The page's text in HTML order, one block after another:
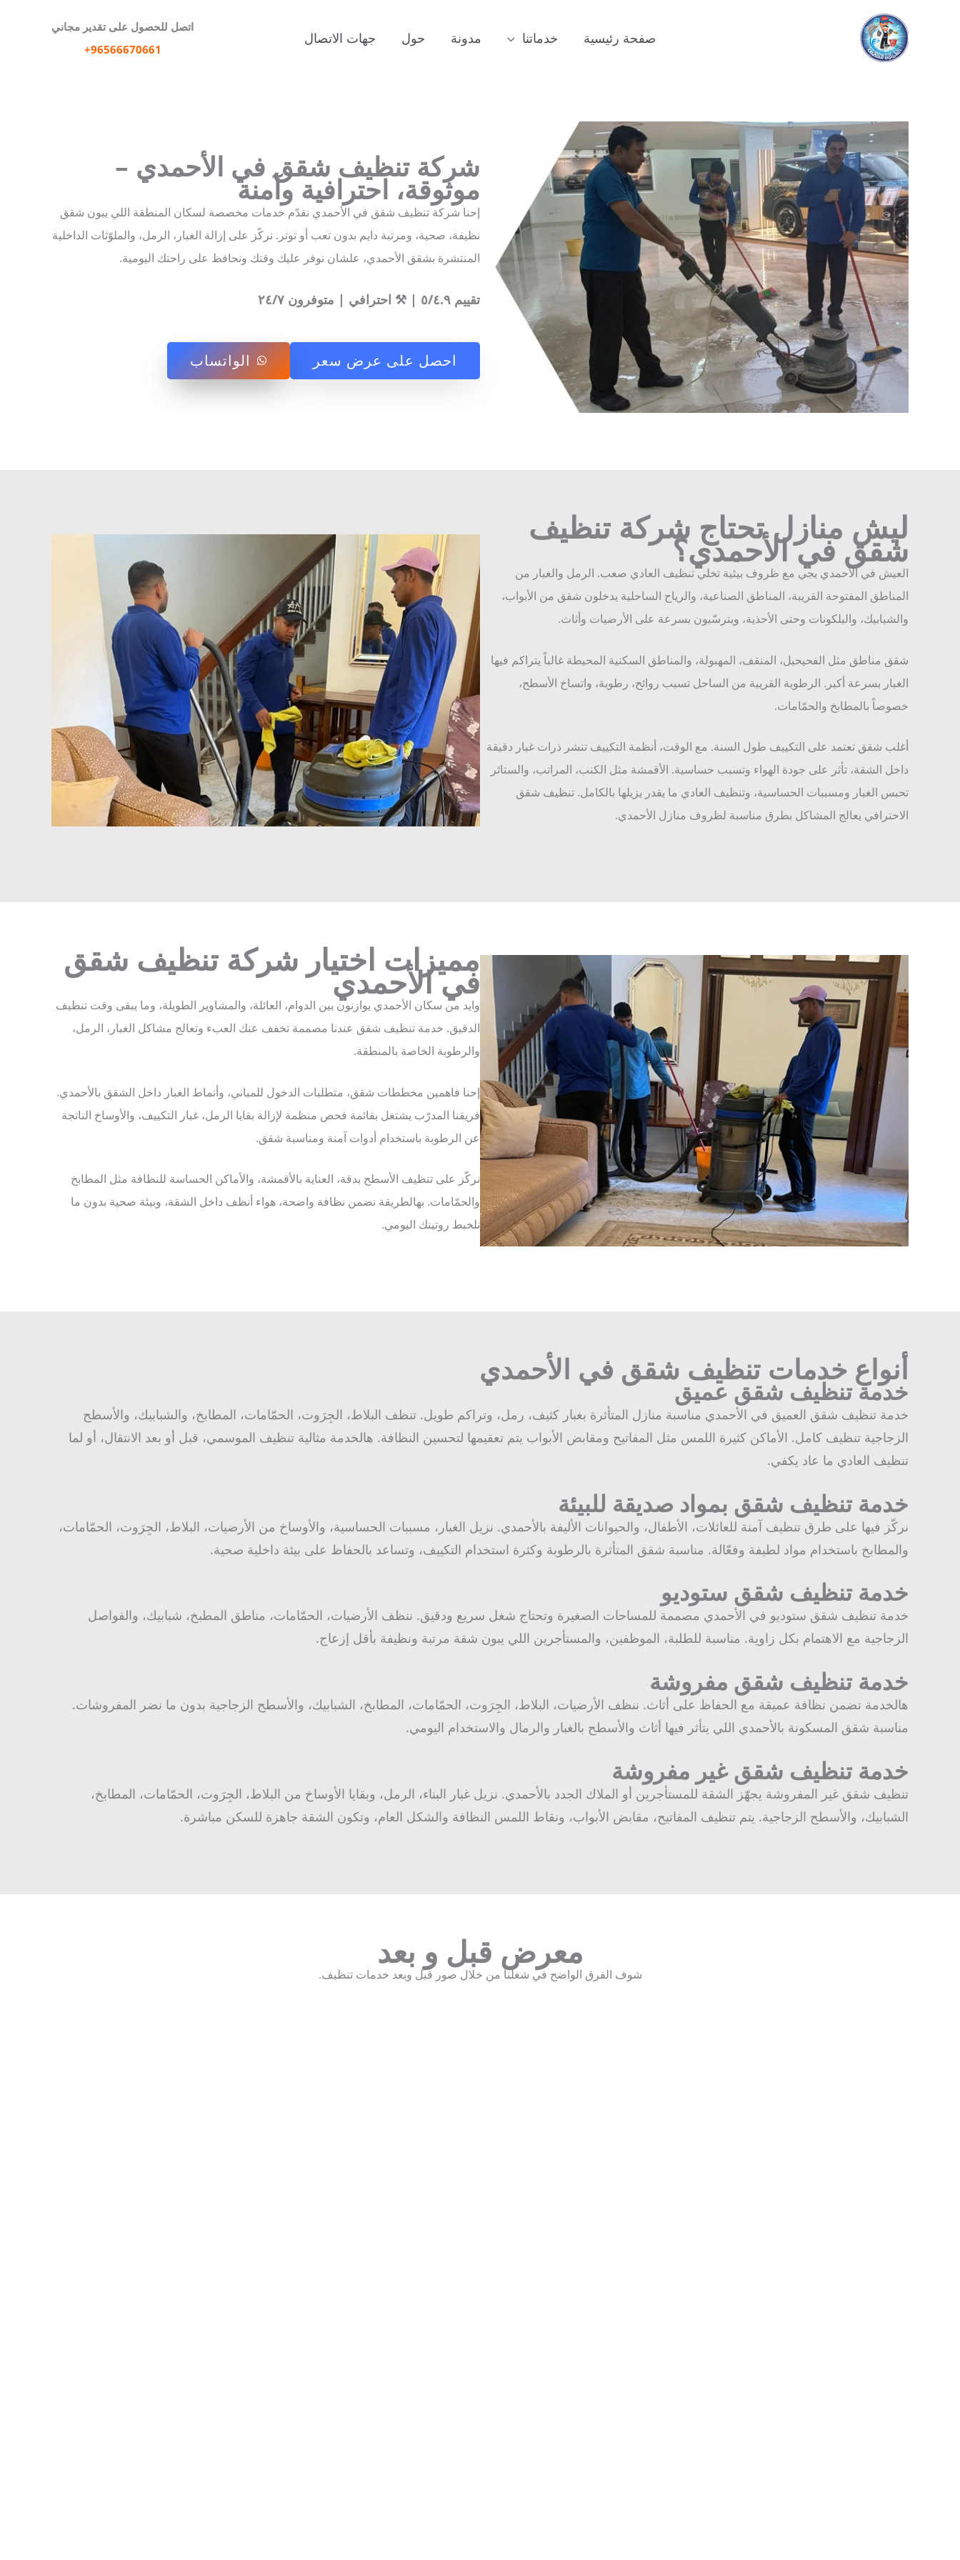
صفحة رئيسية خدماتنا مدونة حول جهات الاتصال
اتصل للحصول على تقدير مجاني
96566670661+
شركة تنظيف شقق في الأحمدي –
موثوقة، احترافية وآمنة
إحنا شركة تنظيف شقق في الأحمدي نقدّم خدمات مخصصة لسكان المنطقة اللي يبون شقق
نظيفة، صحية، ومرتبة دايم بدون تعب أو توتر. نركّز على إزالة الغبار، الرمل، والملوّثات الداخلية
المنتشرة بشقق الأحمدي، علشان نوفر عليك وقتك ونحافظ على راحتك اليومية.
تقييم ٥/٤.٩ | ⚒ احترافي | متوفرون ٢٤/٧
احصل على عرض سعر الواتساب
ليش منازل تحتاج شركة تنظيف
شقق في الأحمدي؟
العيش في الأحمدي يجي مع ظروف بيئية تخلي تنظيف العادي صعب. الرمل والغبار من
المناطق المفتوحة القريبة، المناطق الصناعية، والرياح الساحلية يدخلون شقق من الأبواب،
والشبابيك، والبلكونات وحتى الأحذية، ويترسّبون بسرعة على الأرضيات وأثاث.
شقق مناطق مثل الفحيحيل، المنقف، المهبولة، والمناطق السكنية المحيطة غالباً يتراكم فيها
الغبار بسرعة أكبر. الرطوبة القريبة من الساحل تسبب روائح، رطوبة، واتساخ الأسطح،
خصوصاً بالمطابخ والحمّامات.
أغلب شقق تعتمد على التكييف طول السنة. مع الوقت، أنظمة التكييف تنشر ذرات غبار دقيقة
داخل الشقة، تأثر على جودة الهواء وتسبب حساسية. الأقمشة مثل الكنب، المراتب، والستائر
تحبس الغبار ومسببات الحساسية، وتنظيف العادي ما يقدر يزيلها بالكامل. تنظيف شقق
الاحترافي يعالج المشاكل بطرق مناسبة لظروف منازل الأحمدي.
مميزات اختيار شركة تنظيف شقق
في الأحمدي
وايد من سكان الأحمدي يوازنون بين الدوام، العائلة، والمشاوير الطويلة، وما يبقى وقت تنظيف
الدقيق. خدمة تنظيف شقق عندنا مصممة تخفف عنك العبء وتعالج مشاكل الغبار، الرمل،
والرطوبة الخاصة بالمنطقة.
إحنا فاهمين مخططات شقق، متطلبات الدخول للمباني، وأنماط الغبار داخل الشقق بالأحمدي.
فريقنا المدرّب يشتغل بقائمة فحص منظمة لإزالة بقايا الرمل، غبار التكييف، والأوساخ الناتجة
عن الرطوبة باستخدام أدوات آمنة ومناسبة شقق.
نركّز على تنظيف الأسطح بدقة، العناية بالأقمشة، والأماكن الحساسة للنظافة مثل المطابخ
والحمّامات. بهالطريقة نضمن نظافة واضحة، هواء أنظف داخل الشقة، وبيئة صحية بدون ما
نلخبط روتينك اليومي.
أنواع خدمات تنظيف شقق في الأحمدي
خدمة تنظيف شقق عميق
خدمة تنظيف شقق العميق في الأحمدي مناسبة منازل المتأثرة بغبار كثيف، رمل، وتراكم طويل. تنظف البلاط، الجِرَوت، الحمّامات، المطابخ، والشبابيك، والأسطح
الزجاجية تنظيف كامل. الأماكن كثيرة اللمس مثل المفاتيح ومقابض الأبواب يتم تعقيمها لتحسين النظافة. هالخدمة مثالية تنظيف الموسمي، قبل أو بعد الانتقال، أو لما
تنظيف العادي ما عاد يكفي.
خدمة تنظيف شقق بمواد صديقة للبيئة
نركّز فيها على طرق تنظيف آمنة للعائلات، الأطفال، والحيوانات الأليفة بالأحمدي. نزيل الغبار، مسببات الحساسية، والأوساخ من الأرضيات، البلاط، الجِرَوت، الحمّامات،
والمطابخ باستخدام مواد لطيفة وفعّالة. مناسبة شقق المتأثرة بالرطوبة وكثرة استخدام التكييف، وتساعد بالحفاظ على بيئة داخلية صحية.
خدمة تنظيف شقق ستوديو
خدمة تنظيف شقق ستوديو في الأحمدي مصممة للمساحات الصغيرة وتحتاج شغل سريع ودقيق. ننظف الأرضيات، الحمّامات، مناطق المطبخ، شبابيك، والفواصل
الزجاجية مع الاهتمام بكل زاوية. مناسبة للطلبة، الموظفين، والمستأجرين اللي يبون شقة مرتبة ونظيفة بأقل إزعاج.
خدمة تنظيف شقق مفروشة
هالخدمة تضمن نظافة عميقة مع الحفاظ على أثاث. ننظف الأرضيات، البلاط، الجِرَوت، الحمّامات، المطابخ، الشبابيك، والأسطح الزجاجية بدون ما نضر المفروشات.
مناسبة شقق المسكونة بالأحمدي اللي يتأثر فيها أثاث والأسطح بالغبار والرمال والاستخدام اليومي.
خدمة تنظيف شقق غير مفروشة
تنظيف شقق غير المفروشة يجهّز الشقة للمستأجرين أو الملاك الجدد بالأحمدي. نزيل غبار البناء، الرمل، وبقايا الأوساخ من البلاط، الجِرَوت، الحمّامات، المطابخ،
الشبابيك، والأسطح الزجاجية. يتم تنظيف المفاتيح، مقابض الأبواب، ونقاط اللمس النظافة والشكل العام، وتكون الشقة جاهزة للسكن مباشرة.
معرض قبل و بعد
شوف الفرق الواضح في شغلنا من خلال صور قبل وبعد خدمات تنظيف.